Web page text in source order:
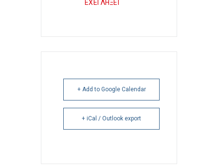
ΕΧΕΙ ΛΗΞΕΙ
+ Add to Google Calendar
+ iCal / Outlook export